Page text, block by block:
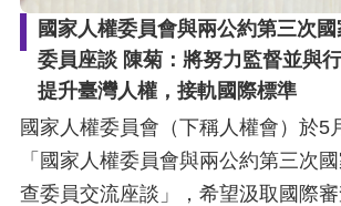
國家人權委員會與兩公約第三次
委員座談 陳菊：將努力監督並與
提升臺灣人權，接軌國際標準
國家人權委員會（下稱人權會）於5
「國家人權委員會與兩公約第三次
查委員交流座談」，希望汲取國際